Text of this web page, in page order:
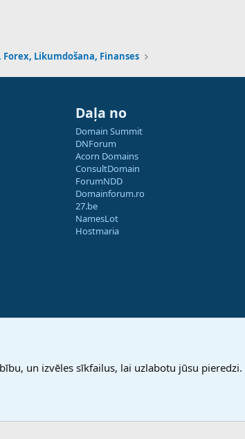
Forex, Likumdošana, Finanses
Daļa no
Domain Summit
DNForum
Acorn Domains
ConsultDomain
ForumNDD
Domainforum.ro
27.be
NamesLot
Hostmaria
un izvēles sīkfailus, lai uzlabotu jūsu pieredzi.